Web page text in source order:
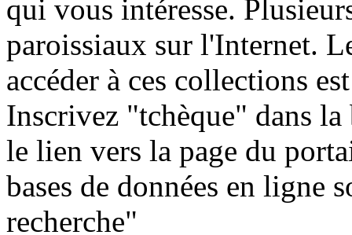
qui vous intéresse.
paroissiaux sur l'Internet.
accéder à ces collections
Inscrivez "tchèque" dans
le lien vers la page du
bases de données en ligne
recherche"